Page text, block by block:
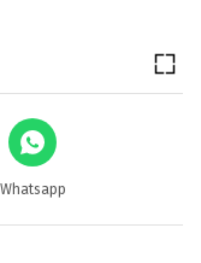
Whatsapp